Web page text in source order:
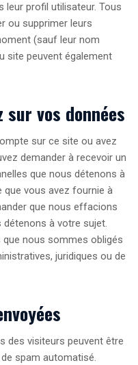
leur profil utilisateur. Tous
ou supprimer leurs
(sauf leur nom
site peuvent également
sur vos données
sur ce site ou avez
demander à recevoir un
que nous détenons à
vous avez fournie à
que nous effacions
à votre sujet.
nous sommes obligés
juridiques ou de
des visiteurs peuvent être
spam automatisé.